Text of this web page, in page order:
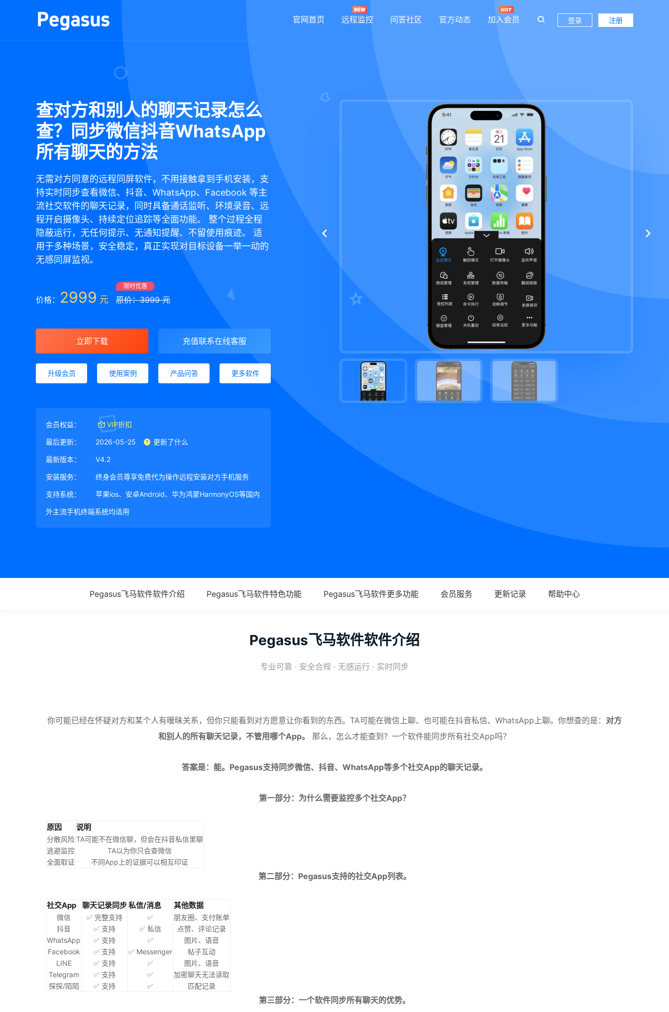
官网首页 远程监控 问答社区 官方动态 加入会员 登录 注册
查对方和别人的聊天记录怎么
查？同步微信抖音WhatsApp
所有聊天的方法
无需对方同意的远程同屏软件，不用接触拿到手机安装，支
持实时同步查看微信、抖音、WhatsApp、Facebook 等主
流社交软件的聊天记录，同时具备通话监听、环境录音、远
程开启摄像头、持续定位追踪等全面功能。 整个过程全程
隐蔽运行，无任何提示、无通知提醒、不留使用痕迹。 适
用于多种场景，安全稳定，真正实现对目标设备一举一动的
无感同屏监视。
价格： 2999 元
限时优惠
原价：3999 元
立即下载 充值联系在线客服
升级会员 使用案例 产品问答 更多软件
会员权益： VIP折扣
最后更新： 2026-05-25 更新了什么
最新版本： V4.2
安装服务： 终身会员尊享免费代为操作远程安装对方手机服务
支持系统： 苹果ios、安卓Android、华为鸿蒙HarmonyOS等国内
外主流手机终端系统均适用
Pegasus飞马软件软件介绍 Pegasus飞马软件特色功能 Pegasus飞马软件更多功能 会员服务 更新记录 帮助中心
Pegasus飞马软件软件介绍
专业可靠 · 安全合规 · 无感运行 · 实时同步
你可能已经在怀疑对方和某个人有暧昧关系，但你只能看到对方愿意让你看到的东西。TA可能在微信上聊、也可能在抖音私信、WhatsApp上聊。你想查的是： 对方
和别人的所有聊天记录，不管用哪个App。
那么，怎么才能查到？一个软件能同步所有社交App吗？
答案是：能。Pegasus支持同步微信、抖音、WhatsApp等多个社交App的聊天记录。
第一部分：为什么需要监控多个社交App？
原因 说明
分散风险TA可能不在微信聊，但会在抖音私信里聊
逃避监控
TA以为你只会查微信
全面取证
不同App上的证据可以相互印证
第二部分：Pegasus支持的社交App列表。
社交App 聊天记录同步私信/消息 其他数据
微信 ✅ 完整支持 ✅
朋友圈、支付账单
抖音
✅ 支持 ✅ 私信
点赞、评论记录
WhatsApp
✅ 支持 ✅
图片、语音
Facebook
✅ 支持 ✅ Messenger
帖子互动
LINE
✅ 支持 ✅
图片、语音
Telegram
✅ 支持 ✅
加密聊天无法读取
探探/陌陌
✅ 支持 ✅ 匹配记录
第三部分：一个软件同步所有聊天的优势。